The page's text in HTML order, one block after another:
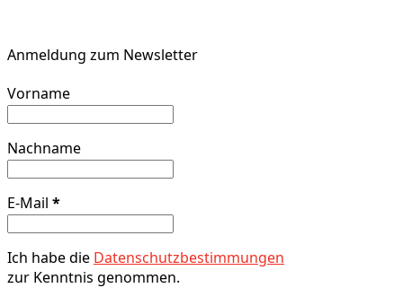
Anmeldung zum Newsletter
Vorname
Nachname
E-Mail *
Ich habe die Datenschutzbestimmungen
zur Kenntnis genommen.